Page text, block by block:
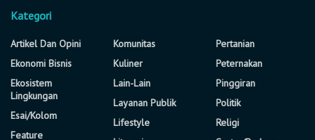
Kategori
Artikel Dan Opini
Ekonomi Bisnis
Ekosistem
Lingkungan
Esai/Kolom
Feature
Komunitas
Kuliner
Lain-Lain
Layanan Publik
Lifestyle
Pertanian
Peternakan
Pinggiran
Politik
Religi